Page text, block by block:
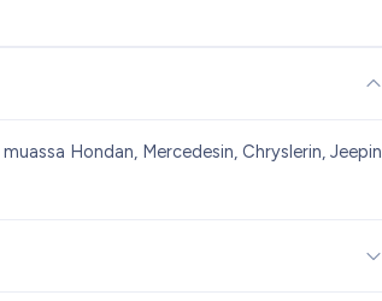
Hondan, Mercedesin, Chryslerin, Jeepin